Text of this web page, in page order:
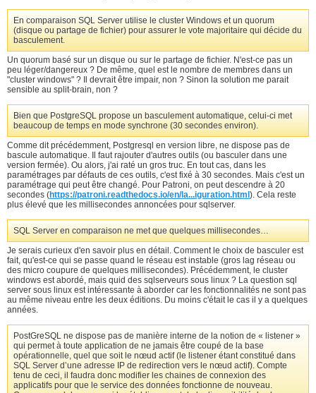
En comparaison SQL Server utilise le cluster Windows et un quorum
(disque ou partage de fichier) pour assurer le vote majoritaire qui décide du
basculement.
Un quorum basé sur un disque ou sur le partage de fichier. N'est-ce pas un
peu léger/dangereux ? De même, quel est le nombre de membres dans un
"cluster windows" ? Il devrait être impair, non ? Sinon la solution me parait
sensible au split-brain, non ?
Bien que PostgreSQL propose un basculement automatique, celui-ci met
beaucoup de temps en mode synchrone (30 secondes environ).
Comme dit précédemment, Postgresql en version libre, ne dispose pas de
bascule automatique. Il faut rajouter d'autres outils (ou basculer dans une
version fermée). Ou alors, j'ai raté un gros truc. En tout cas, dans les
paramétrages par défauts de ces outils, c'est fixé à 30 secondes. Mais c'est un
paramétrage qui peut être changé. Pour Patroni, on peut descendre à 20
secondes (https://patroni.readthedocs.io/en/la...iguration.html). Cela reste
plus élevé que les millisecondes annoncées pour sqlserver.
SQL Server en comparaison ne met que quelques millisecondes…
Je serais curieux d'en savoir plus en détail. Comment le choix de basculer est
fait, qu'est-ce qui se passe quand le réseau est instable (gros lag réseau ou
des micro coupure de quelques millisecondes). Précédemment, le cluster
windows est abordé, mais quid des sqlserveurs sous linux ? La question sql
server sous linux est intéressante à aborder car les fonctionnalités ne sont pas
au même niveau entre les deux éditions. Du moins c'était le cas il y a quelques
années.
PostGreSQL ne dispose pas de manière interne de la notion de « listener »
qui permet à toute application de ne jamais être coupé de la base
opérationnelle, quel que soit le nœud actif (le listener étant constitué dans
SQL Server d’une adresse IP de redirection vers le nœud actif). Compte
tenu de ceci, il faudra donc modifier les chaines de connexion des
applicatifs pour que le service des données fonctionne de nouveau.